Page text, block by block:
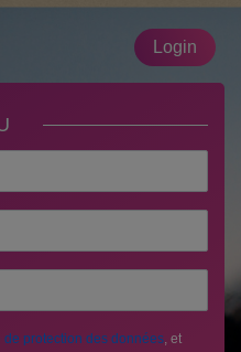
Login
de protection des données, et